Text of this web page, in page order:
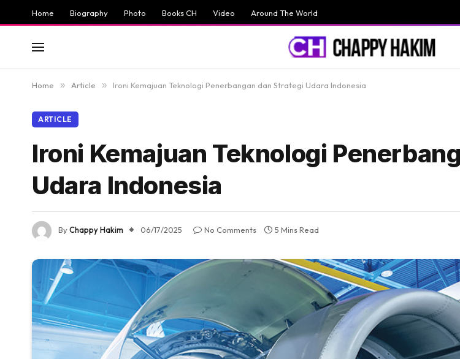
Home Biography Photo Books CH Video Around The World
Home » Article » Ironi Kemajuan Teknologi Penerbangan dan Strategi Udara Indonesia
ARTICLE
Ironi Kemajuan Teknologi
Udara Indonesia
ByChappy Hakim 06/17/2025 No Comments 5 Mins Read